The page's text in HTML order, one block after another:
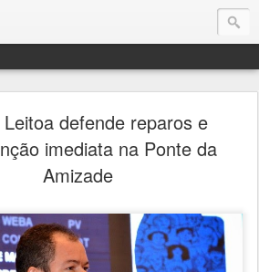
defende reparos e
imediata na Ponte da
Amizade